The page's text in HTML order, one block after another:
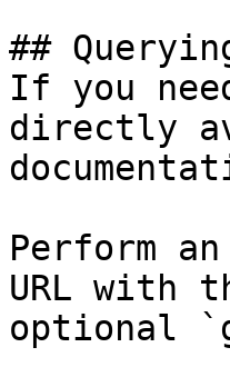
##
If you
directly
Perform
URL with
optional